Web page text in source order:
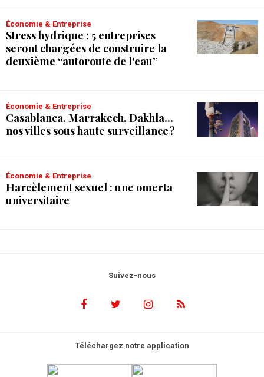
Économie & Entreprise
Stress hydrique : 5 entreprises
seront chargées de construire la
deuxième “autoroute de l'eau”
Économie & Entreprise
Casablanca, Marrakech, Dakhla...
nos villes sous haute surveillance ?
Économie & Entreprise
Harcèlement sexuel : une omerta
universitaire
Suivez-nous
Téléchargez notre application